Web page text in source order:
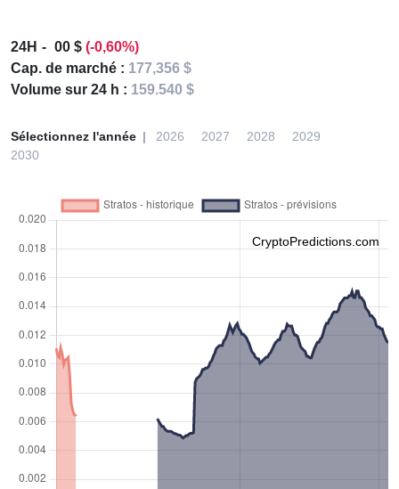
24H 00 $ (-0,60%)
Cap. de marché : 177,356 $
Volume sur 24 h : 159.540 $
Sélectionnez l'année 2026 2027 2028
2029
2030
CryptoPredictions.com